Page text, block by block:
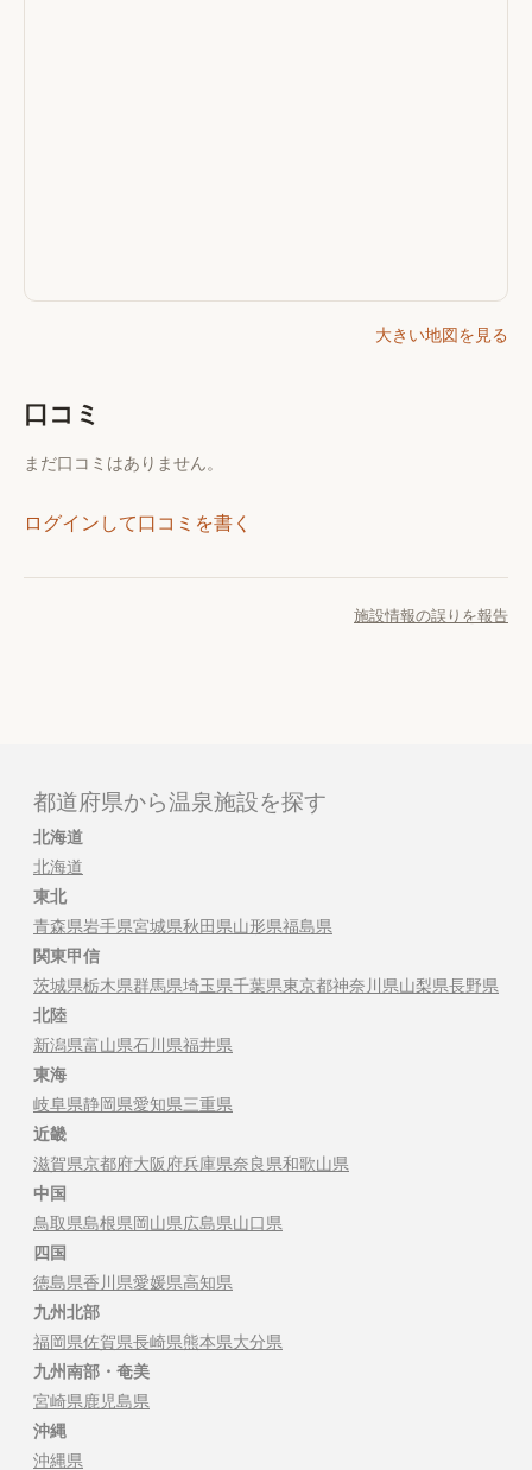
大きい地図を見る
口コミ
まだ口コミはありません。
ログインして口コミを書く
施設情報の誤りを報告
都道府県から温泉施設を探す
北海道
北海道
東北
青森県岩手県宮城県秋田県山形県福島県
関東甲信
茨城県栃木県群馬県埼玉県千葉県東京都神奈川県山梨県長野県
北陸
新潟県富山県石川県福井県
東海
岐阜県静岡県愛知県三重県
近畿
滋賀県京都府大阪府兵庫県奈良県和歌山県
中国
鳥取県島根県岡山県広島県山口県
四国
徳島県香川県愛媛県高知県
九州北部
福岡県佐賀県長崎県熊本県大分県
九州南部・奄美
宮崎県鹿児島県
沖縄
沖縄県